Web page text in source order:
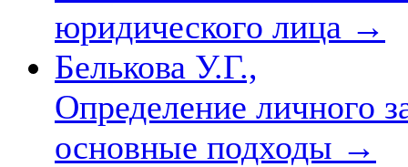
юридического лица →
Белькова У.Г.,
Определение личного
основные подходы →